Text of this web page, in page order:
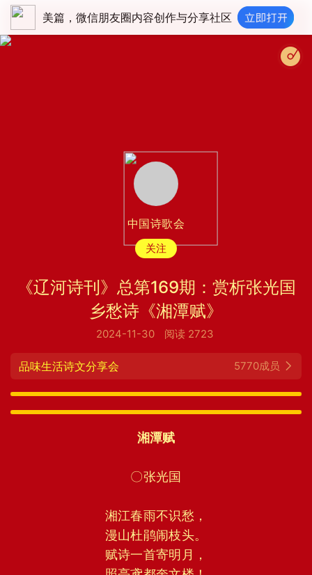
美篇，微信朋友圈内容创作与分享社区
中国诗歌会
关注
《辽河诗刊》总第169期：赏析张光国
乡愁诗《湘潭赋》
2024-11-30 阅读 2723
品味生活诗文分享会 5770成员
湘潭赋
〇张光国
湘江春雨不识愁，
漫山杜鹃闹枝头。
赋诗一首寄明月，